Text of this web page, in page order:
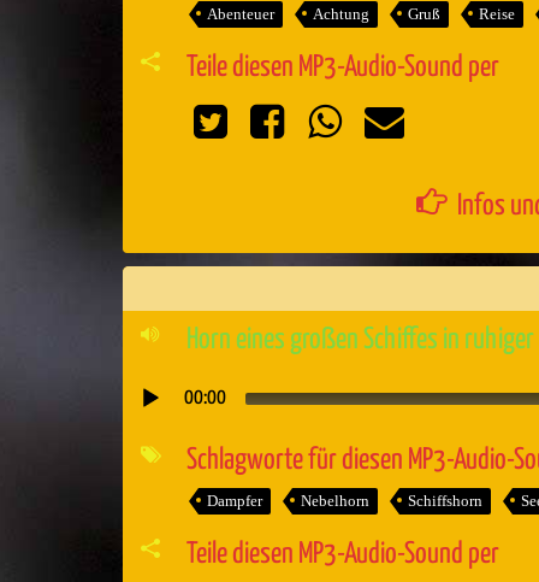
Abenteuer Achtung Gruß Reise
Teile diesen MP3-Audio-Sound per
Infos
Horn eines großen Schiffes in
Audio-
Player
00:00
Schlagworte für diesen MP3-Audio-
Dampfer Nebelhorn Schiffshorn
Teile diesen MP3-Audio-Sound per